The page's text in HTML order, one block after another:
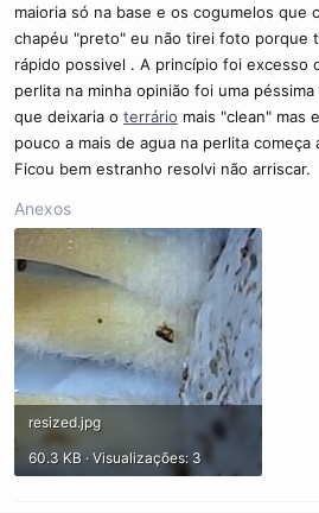
maioria só na base e os cogumelos que
chapéu "preto" eu não tirei foto porque
rápido possivel . A princípio foi excesso
perlita na minha opinião foi uma
que deixaria o terrário mais "clean" mas
pouco a mais de agua na perlita começa
Ficou bem estranho resolvi não arriscar.
Anexos
resized.jpg
60.3 KB · Visualizações: 3